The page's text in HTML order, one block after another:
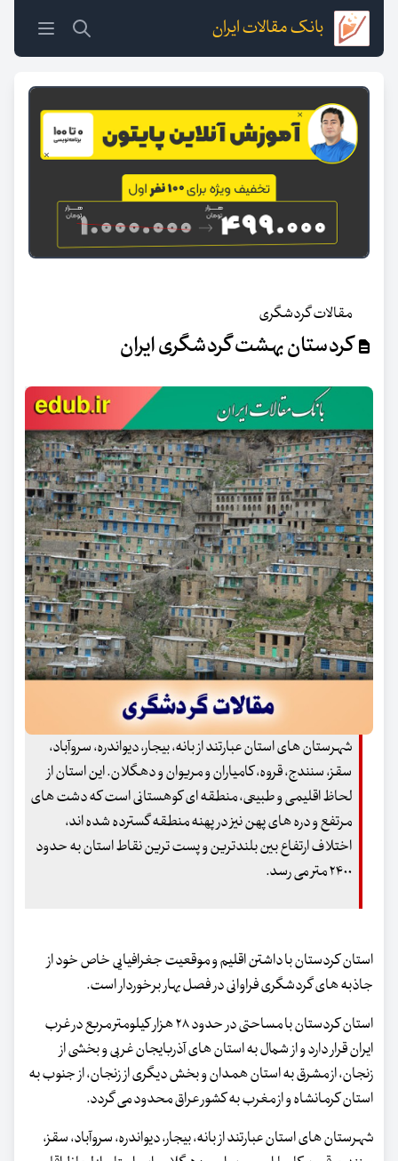
بانک مقالات ایران
مقالات گردشگری
کردستان بهشت گردشگری ایران
شهرستان های استان عبارتند از بانه، بیجار، دیواندره، سروآباد،
سقز، سنندج، قروه، کامیاران و مریوان و دهگلان. این استان از
لحاظ اقلیمی و طبیعی، منطقه ای کوهستانی است که دشت های
مرتفع و دره های پهن نیز در پهنه منطقه گسترده شده اند،
اختلاف ارتفاع بین بلندترین و پست ترین نقاط استان به حدود
۲۴۰۰ متر می رسد.
استان کردستان با داشتن اقلیم و موقعیت جغرافیایی خاص خود از
جاذبه های گردشگری فراوانی در فصل بهار برخوردار است.
استان کردستان با مساحتی در حدود ۲۸ هزار کیلومتر مربع در غرب
ایران قرار دارد و از شمال به استان های آذربایجان غربی و بخشی از
زنجان، از مشرق به استان همدان و بخش دیگری از زنجان، از جنوب به
استان کرمانشاه و از مغرب به کشور عراق محدود می گردد.
شهرستان های استان عبارتند از بانه، بیجار، دیواندره، سروآباد، سقز،